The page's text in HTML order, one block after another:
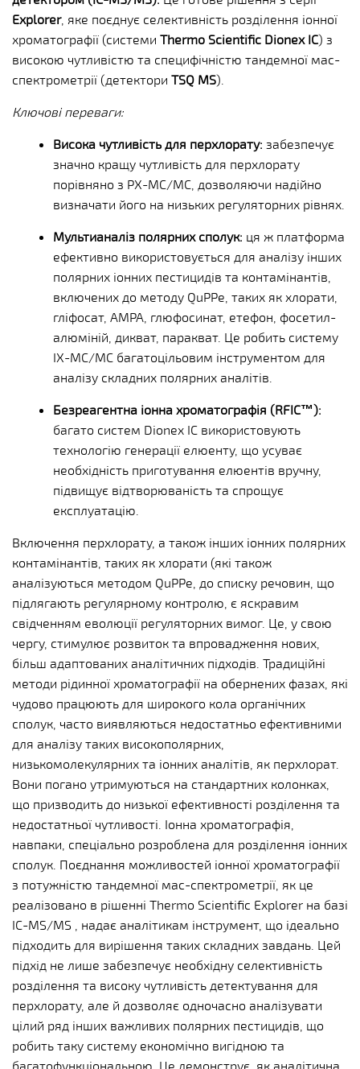
Explorer, яке поєднує селективність розділення іонної
хроматографії (системи Thermo Scientific Dionex IC) з
високою чутливістю та специфічністю тандемної мас-
спектрометрії (детектори TSQ MS).
Ключові переваги:
Висока чутливість для перхлорату: забезпечує
значно кращу чутливість для перхлорату
порівняно з РХ-МС/МС, дозволяючи надійно
визначати його на низьких регуляторних рівнях.
Мультианаліз полярних сполук: ця ж платформа
ефективно використовується для аналізу інших
полярних іонних пестицидів та контамінантів,
включених до методу QuPPe, таких як хлорати,
гліфосат, АМРА, глюфосинат, етефон, фосетил-
алюміній, дикват, паракват. Це робить систему
ІХ-МС/МС багатоцільовим інструментом для
аналізу складних полярних аналітів.
Безреагентна іонна хроматографія (RFIC™):
багато систем Dionex IC використовують
технологію генерації елюенту, що усуває
необхідність приготування елюентів вручну,
підвищує відтворюваність та спрощує
експлуатацію.
Включення перхлорату, а також інших іонних полярних
контамінантів, таких як хлорати (які також
аналізуються методом QuPPe, до списку речовин, що
підлягають регулярному контролю, є яскравим
свідченням еволюції регуляторних вимог. Це, у свою
чергу, стимулює розвиток та впровадження нових,
більш адаптованих аналітичних підходів. Традиційні
методи рідинної хроматографії на обернених фазах, які
чудово працюють для широкого кола органічних
сполук, часто виявляються недостатньо ефективними
для аналізу таких високополярних,
низькомолекулярних та іонних аналітів, як перхлорат.
Вони погано утримуються на стандартних колонках,
що призводить до низької ефективності розділення та
недостатньої чутливості. Іонна хроматографія,
навпаки, спеціально розроблена для розділення іонних
сполук. Поєднання можливостей іонної хроматографії
з потужністю тандемної мас-спектрометрії, як це
реалізовано в рішенні Thermo Scientific Explorer на базі
IC-MS/MS , надає аналітикам інструмент, що ідеально
підходить для вирішення таких складних завдань. Цей
підхід не лише забезпечує необхідну селективність
розділення та високу чутливість детектування для
перхлорату, але й дозволяє одночасно аналізувати
цілий ряд інших важливих полярних пестицидів, що
робить таку систему економічно вигідною та
багатофункціональною. Це демонструє, як аналітична